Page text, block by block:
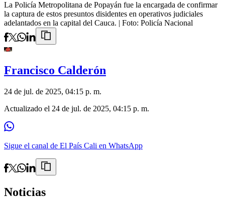
La Policía Metropolitana de Popayán fue la encargada de confirmar
la captura de estos presuntos disidentes en operativos judiciales
adelantados en la capital del Cauca. | Foto: Policía Nacional
Francisco Calderón
24 de jul. de 2025, 04:15 p. m.
Actualizado el 24 de jul. de 2025, 04:15 p. m.
Sigue el canal de El País Cali en WhatsApp
Noticias